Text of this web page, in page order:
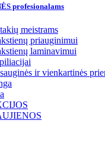
profesionalams
meistrams
priauginimui
laminavimui
ir vienkartinės